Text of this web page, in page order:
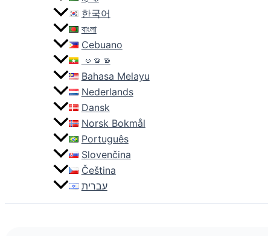
한국어
বাংলা
Cebuano
ဗမာစာ
Bahasa Melayu
Nederlands
Dansk
Norsk Bokmål
Português
Slovenčina
Čeština
עברית